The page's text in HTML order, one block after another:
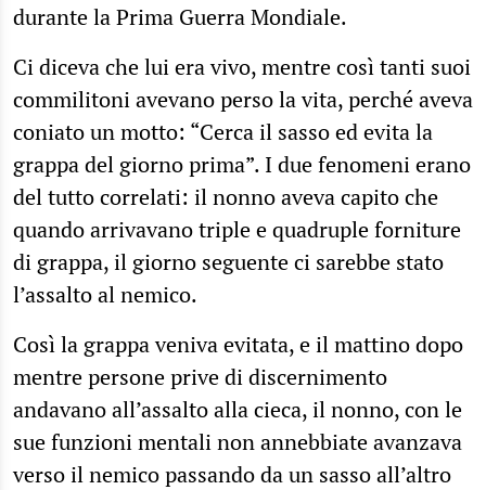
durante la Prima Guerra Mondiale.
Ci diceva che lui era vivo, mentre così tanti suoi
commilitoni avevano perso la vita, perché aveva
coniato un motto: “Cerca il sasso ed evita la
grappa del giorno prima”. I due fenomeni erano
del tutto correlati: il nonno aveva capito che
quando arrivavano triple e quadruple forniture
di grappa, il giorno seguente ci sarebbe stato
l’assalto al nemico.
Così la grappa veniva evitata, e il mattino dopo
mentre persone prive di discernimento
andavano all’assalto alla cieca, il nonno, con le
sue funzioni mentali non annebbiate avanzava
verso il nemico passando da un sasso all’altro